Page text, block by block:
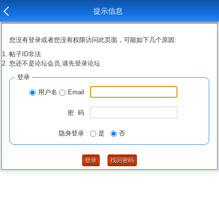
提示信息
您没有登录或者您没有权限访问此页面，可能如下几个原因:
帖子ID非法
您还不是论坛会员,请先登录论坛
登录
用户名 Email
密 码
隐身登录 是 否